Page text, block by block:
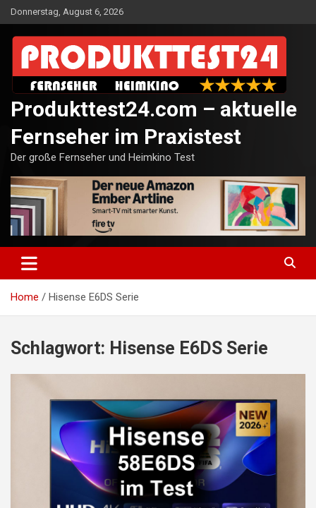
Skip
to
content
Donnerstag, August 6, 2026
Produkttest24.com – aktuelle
Fernseher im Praxistest
Der große Fernseher und Heimkino Test
Home Hisense E6DS Serie
Schlagwort: Hisense E6DS Serie